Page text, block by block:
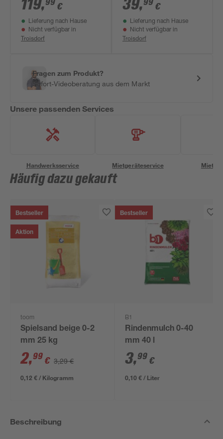
x 150 cm
119,99 €
Lieferung nach Hause
Nicht verfügbar in
Troisdorf
39,99 €
Lieferung nach Hause
Nicht verfügbar in
Troisdorf
Fragen zum Produkt?
Sofort-Videoberatung aus dem Markt
Unsere passenden Services
Handwerksservice Mietgeräteservice
Häufig dazu gekauft
Bestseller
Aktion
toom
Spielsand beige 0-2
mm 25 kg
2,99 € 3,29 €
0,12 € / Kilogramm
Bestseller
B1
Rindenmulch 0-40
mm 40 l
3,99 €
0,10 € / Liter
Beschreibung